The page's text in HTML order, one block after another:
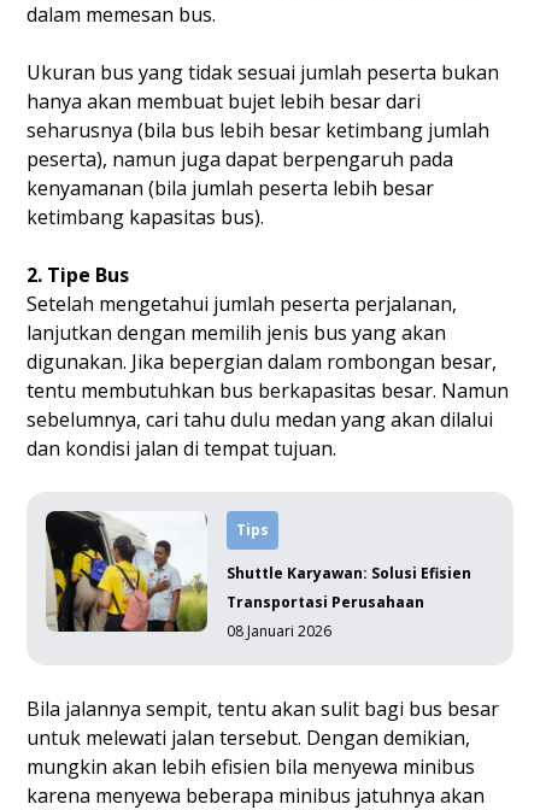
dalam memesan bus.
Ukuran bus yang tidak sesuai jumlah peserta bukan
hanya akan membuat bujet lebih besar dari
seharusnya (bila bus lebih besar ketimbang jumlah
peserta), namun juga dapat berpengaruh pada
kenyamanan (bila jumlah peserta lebih besar
ketimbang kapasitas bus).
2. Tipe Bus
Setelah mengetahui jumlah peserta perjalanan,
lanjutkan dengan memilih jenis bus yang akan
digunakan. Jika bepergian dalam rombongan besar,
tentu membutuhkan bus berkapasitas besar. Namun
sebelumnya, cari tahu dulu medan yang akan dilalui
dan kondisi jalan di tempat tujuan.
Tips
Shuttle Karyawan: Solusi Efisien
Transportasi Perusahaan
08 Januari 2026
Bila jalannya sempit, tentu akan sulit bagi bus besar
untuk melewati jalan tersebut. Dengan demikian,
mungkin akan lebih efisien bila menyewa minibus
karena menyewa beberapa minibus jatuhnya akan